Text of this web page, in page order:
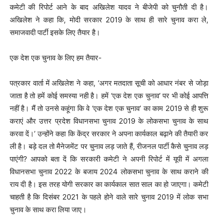
कमेटी की रिपोर्ट आने के बाद अखिलेश यादव ने बीजेपी को चुनौती दी है।
अखिलेश ने कहा कि, मोदी सरकार 2019 के साथ ही सारे चुनाव करा ले,
समाजवादी पार्टी इसके लिए तैयार है।
एक देश एक चुनाव के लिए हम तैयार-
पत्रकार वार्ता में अखिलेश ने कहा, ‘अगर मतदाता सूची को आधार नंबर से जोड़ा
जाता है तो हमें कोई समस्या नही है। हमें ‘एक देश एक चुनाव’ पर भी कोई आपत्ति
नहीं है। मैं तो उनसे कहूंगा कि वे ‘एक देश एक चुनाव’ का काम 2019 से ही शुरू
कराएं और उत्तर प्रदेश विधानसभा चुनाव 2019 के लोकसभा चुनाव के साथ
करवा दें।’ उन्होंने कहा कि केंद्र सरकार ने अपना कार्यकाल बढ़ाने की तैयारी कर
ली है। बड़े दल तो मैनेजमेंट पर चुनाव लड़ जाते हैं, रीजनल पार्टी कैसे चुनाव लड़
पाएंगी? आपको बता दें कि सरकारी कमेटी ने अपनी रिपोर्ट में यूपी में अगला
विधानसभा चुनाव 2022 के बजाय 2024 लोकसभा चुनाव के साथ कराने की
राय दी है। इस तरह योगी सरकार का कार्यकाल सात साल का हो जाएगा। कमेटी
चाहती है कि दिसंबर 2021 के पहले होने वाले सारे चुनाव 2019 में लोक सभा
चुनाव के साथ करा लिया जाए।